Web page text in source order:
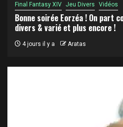
Final Fantasy XIV Jeu Divers Vidéos
Bonne soirée Eorzéa ! On part
divers & varié et plus encore !
4 jours il y a Aratas